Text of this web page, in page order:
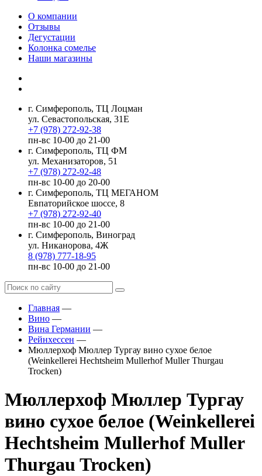
О компании
Отзывы
Дегустации
Колонка сомелье
Наши магазины
г. Симферополь, ТЦ Лоцман
ул. Севастопольская, 31Е
+7 (978) 272-92-38
пн-вс 10-00 до 21-00
г. Симферополь, ТЦ ФМ
ул. Механизаторов, 51
+7 (978) 272-92-48
пн-вс 10-00 до 20-00
г. Симферополь, ТЦ МЕГАНОМ
Евпаторийское шоссе, 8
+7 (978) 272-92-40
пн-вс 10-00 до 21-00
г. Симферополь, Виноград
ул. Никанорова, 4Ж
8 (978) 777-18-95
пн-вс 10-00 до 21-00
Главная —
Вино —
Вина Германии —
Рейнхессен —
Мюллерхоф Мюллер Тургау вино сухое белое
(Weinkellerei Hechtsheim Mullerhof Muller Thurgau
Trocken)
Мюллерхоф Мюллер Тургау
вино сухое белое (Weinkellerei
Hechtsheim Mullerhof Muller
Thurgau Trocken)